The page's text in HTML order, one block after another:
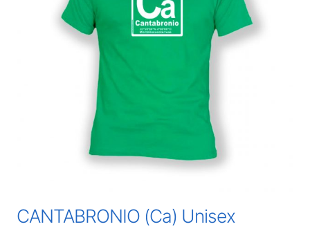
CANTABRONIO (Ca) Unisex